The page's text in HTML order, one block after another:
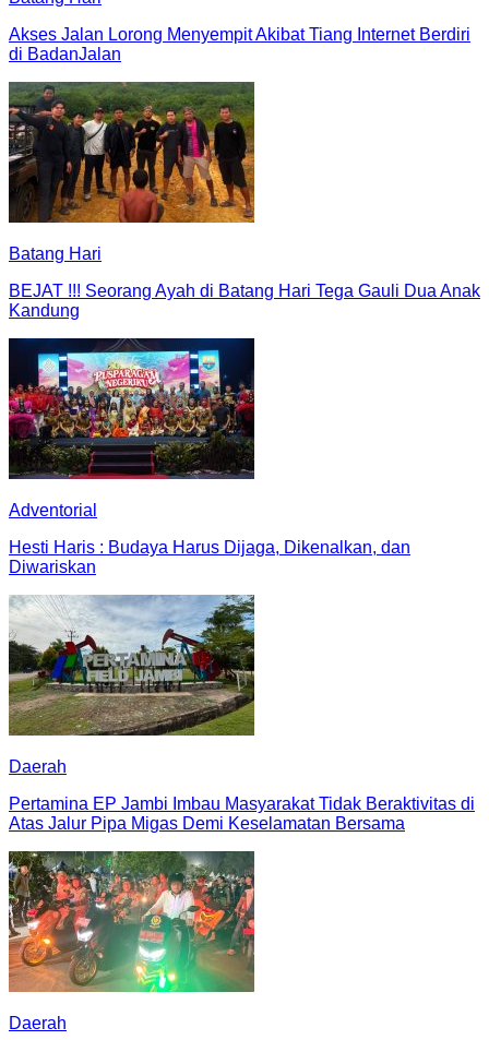
Akses Jalan Lorong Menyempit Akibat Tiang Internet Berdiri
di BadanJalan
Batang Hari
BEJAT !!! Seorang Ayah di Batang Hari Tega Gauli Dua Anak
Kandung
Adventorial
Hesti Haris : Budaya Harus Dijaga, Dikenalkan, dan
Diwariskan
Daerah
Pertamina EP Jambi Imbau Masyarakat Tidak Beraktivitas di
Atas Jalur Pipa Migas Demi Keselamatan Bersama
Daerah